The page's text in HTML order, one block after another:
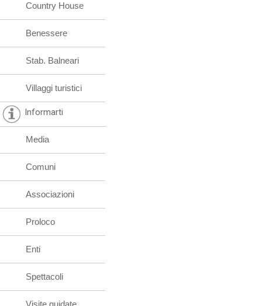
Country House
Benessere
Stab. Balneari
Villaggi turistici
Informarti
Media
Comuni
Associazioni
Proloco
Enti
Spettacoli
Visite guidate